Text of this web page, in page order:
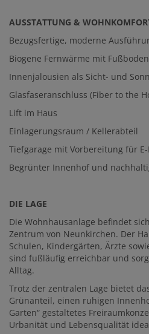
AUSSTATTUNG &
Bezugsfertige, moderne
Biogene Fernwärme mit
Innenjalousien als Sicht- und
Glasfaseranschluss (Fiber to the
Lift im Haus
Einlagerungsraum / Kellerabteil
Tiefgarage mit Vorbereitung für
Begrünter Innenhof und
DIE LAGE
Die Wohnhausanlage befindet
Zentrum von Neunkirchen. Der
Schulen, Kindergärten, Ärzte
sind fußläufig erreichbar und
Alltag.
Trotz der zentralen Lage bietet
Grünanteil, einen ruhigen
Garten“ gestaltetes
Urbanität und Lebensqualität